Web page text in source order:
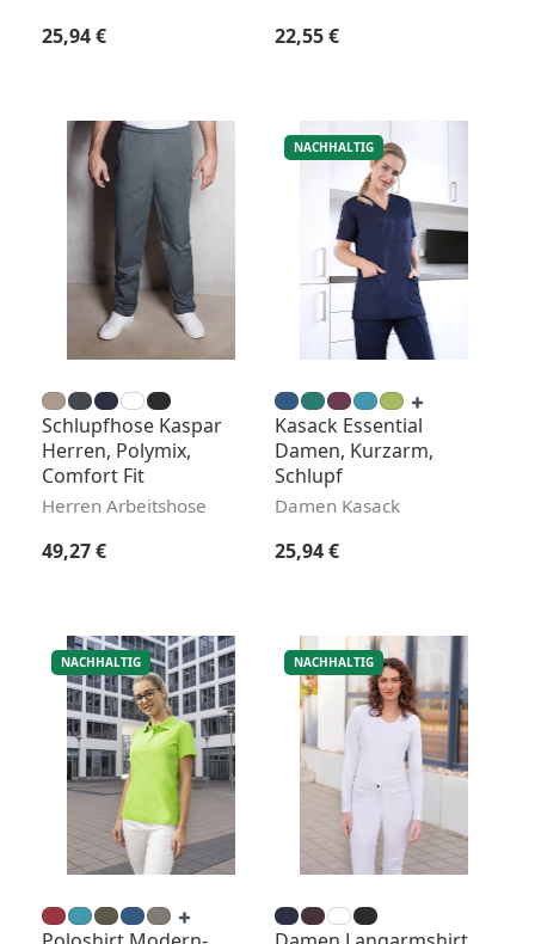
Regulärer Preis:
25,94 € Regulärer Preis:
22,55 €
Schlupfhose Kaspar
Herren, Polymix,
Comfort Fit
Herren Arbeitshose
Regulärer Preis:
49,27 €
NACHHALTIG
Kasack Essential
Damen, Kurzarm,
Schlupf
Damen Kasack
Regulärer Preis:
25,94 €
NACHHALTIG NACHHALTIG